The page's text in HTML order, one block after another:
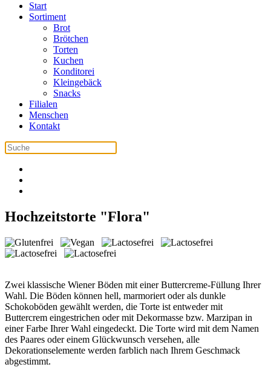
Start
Sortiment
Brot
Brötchen
Torten
Kuchen
Konditorei
Kleingebäck
Snacks
Filialen
Menschen
Kontakt
Hochzeitstorte "Flora"
Zwei klassische Wiener Böden mit einer Buttercreme-Füllung Ihrer
Wahl. Die Böden können hell, marmoriert oder als dunkle
Schokoböden gewählt werden, die Torte ist entweder mit
Buttercrem eingestrichen oder mit Dekormasse bzw. Marzipan in
einer Farbe Ihrer Wahl eingedeckt. Die Torte wird mit dem Namen
des Paares oder einem Glückwunsch versehen, alle
Dekorationselemente werden farblich nach Ihrem Geschmack
abgestimmt.